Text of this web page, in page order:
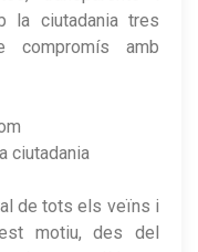
la ciutadania tres
compromís amb
ciutadania
de tots els veïns i
motiu, des del